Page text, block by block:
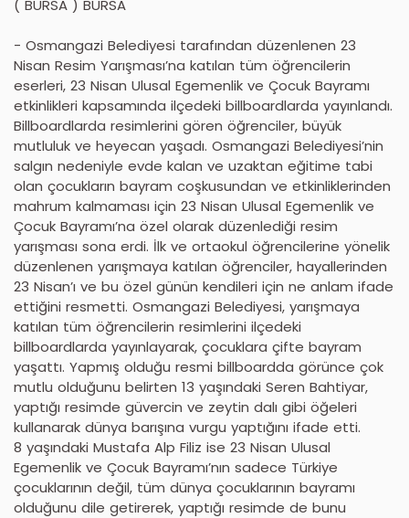
( BURSA ) BURSA
- Osmangazi Belediyesi tarafından düzenlenen 23
Nisan Resim Yarışması’na katılan tüm öğrencilerin
eserleri, 23 Nisan Ulusal Egemenlik ve Çocuk Bayramı
etkinlikleri kapsamında ilçedeki billboardlarda yayınlandı.
Billboardlarda resimlerini gören öğrenciler, büyük
mutluluk ve heyecan yaşadı. Osmangazi Belediyesi’nin
salgın nedeniyle evde kalan ve uzaktan eğitime tabi
olan çocukların bayram coşkusundan ve etkinliklerinden
mahrum kalmaması için 23 Nisan Ulusal Egemenlik ve
Çocuk Bayramı’na özel olarak düzenlediği resim
yarışması sona erdi. İlk ve ortaokul öğrencilerine yönelik
düzenlenen yarışmaya katılan öğrenciler, hayallerinden
23 Nisan’ı ve bu özel günün kendileri için ne anlam ifade
ettiğini resmetti. Osmangazi Belediyesi, yarışmaya
katılan tüm öğrencilerin resimlerini ilçedeki
billboardlarda yayınlayarak, çocuklara çifte bayram
yaşattı. Yapmış olduğu resmi billboardda görünce çok
mutlu olduğunu belirten 13 yaşındaki Seren Bahtiyar,
yaptığı resimde güvercin ve zeytin dalı gibi öğeleri
kullanarak dünya barışına vurgu yaptığını ifade etti.
8 yaşındaki Mustafa Alp Filiz ise 23 Nisan Ulusal
Egemenlik ve Çocuk Bayramı’nın sadece Türkiye
çocuklarının değil, tüm dünya çocuklarının bayramı
olduğunu dile getirerek, yaptığı resimde de bunu